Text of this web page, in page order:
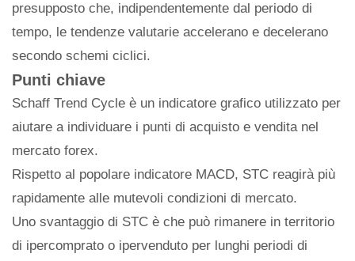
presupposto che, indipendentemente dal periodo di
tempo, le tendenze valutarie accelerano e decelerano
secondo schemi ciclici.
Punti chiave
Schaff Trend Cycle è un indicatore grafico utilizzato per
aiutare a individuare i punti di acquisto e vendita nel
mercato forex.
Rispetto al popolare indicatore MACD, STC reagirà più
rapidamente alle mutevoli condizioni di mercato.
Uno svantaggio di STC è che può rimanere in territorio
di ipercomprato o ipervenduto per lunghi periodi di